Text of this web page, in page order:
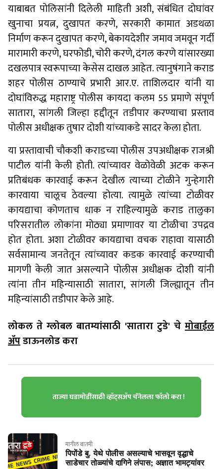
याबाबत पोलिसांनी दिलेली माहिती अशी, संबंधित दोघांवर
खुनाचा प्रयत्न, दुखापत करणे, सरकारी कामात अडथळा
निर्माण करून दुखापत करणे, बेकायदेशीर जमाव जमवून गर्दी
मारामारी करणे, घरफोडी, चोरी करणे, दंगल करणे यांसारख्या
दखलपात्र स्वरूपाच्या केसेस दाखल आहेत. त्यानुषंगाने कराड
शहर पोलीस ठाण्याचे प्रभारी आर.ए. ताशिलदार यांनी या
दोघांविरुद्ध महाराष्ट्र पोलीस कायदा कलम 55 प्रमाणे संपूर्ण
सातारा, सांगली जिल्हा हद्दीतून तडीपार करण्याचा प्रस्ताव
पोलीस अधीक्षक तुषार दोशी यांच्याकडे सादर केला होता.
या प्रस्तावाची चौकशी कराडच्या पोलीस उपअधीक्षक राजश्री
पाटील यांनी केली होती. त्यांच्यावर वेळोवेळी अटक करून
प्रतिबंधक कारवाई करून देखील त्याच्या टोळीने गुन्हेगारी
कारवाया चालूच ठेवल्या होत्या. त्यामुळे त्यांच्या टोळीवर
कायद्याचा कोणताच धाक न राहिल्यामुळे कराड तालुका
परिसरातील लोकांना मोठ्या प्रमाणावर या टोळीचा उपद्रव
होत होता. अशा टोळीवर कायद्याचा वचक राहावा यासाठी
सर्वसामान्य जनतेतून त्यांच्यावर कडक कारवाई करण्याची
मागणी केली जात असल्याने पोलीस अधीक्षक दोशी यांनी
त्यांना तीन महिन्यासाठी सातारा, सांगली जिल्ह्यातून तीन
महिन्यांसाठी तडीपार केले आहे.
लोकल ते ग्लोबल बातम्यांसाठी 'सातारा टुडे' चे मोबाईल
ॲपडाऊनलोड करा
ताज्या घडामोडींसाठी व्हॉट्सॲप चॅनेलला फॉलो करा !
मागील बातमी
पिपोंडे बु. येथे पोलीस असल्याचे भासवून वृद्धाचे
साडेचार तोळ्यांचे दागिने लंपास; अज्ञात भामट्यांवर